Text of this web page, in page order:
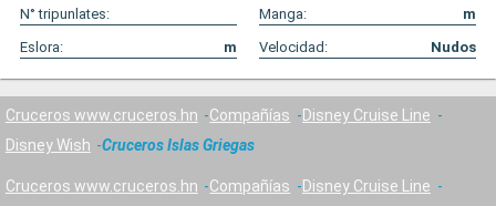
N° tripunlates:
Manga:
m
Eslora:
m Velocidad: Nudos
Cruceros www.cruceros.hn Compañías
Disney Cruise Line
Disney Wish
Cruceros Islas Griegas
Cruceros www.cruceros.hn Compañías
Disney Cruise Line